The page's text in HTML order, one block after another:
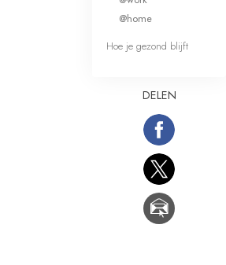
@home
Hoe je gezond blijft
DELEN